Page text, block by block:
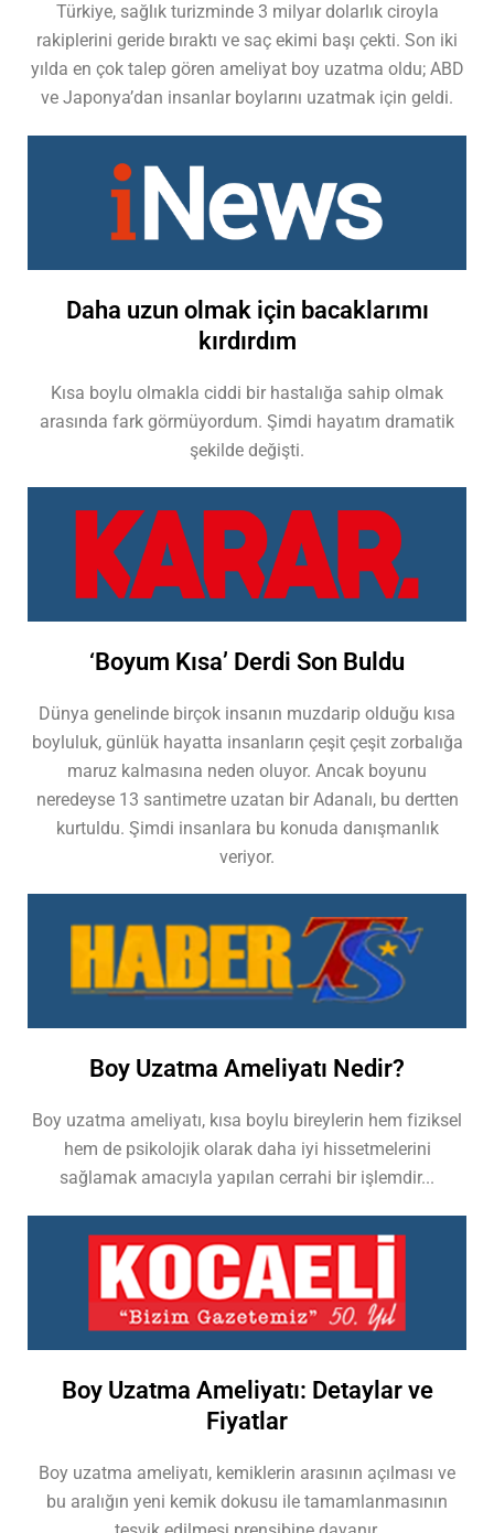
Türkiye, sağlık turizminde 3 milyar dolarlık ciroyla
rakiplerini geride bıraktı ve saç ekimi başı çekti. Son iki
yılda en çok talep gören ameliyat boy uzatma oldu; ABD
ve Japonya’dan insanlar boylarını uzatmak için geldi.
Daha uzun olmak için bacaklarımı
kırdırdım
Kısa boylu olmakla ciddi bir hastalığa sahip olmak
arasında fark görmüyordum. Şimdi hayatım dramatik
şekilde değişti.
‘Boyum Kısa’ Derdi Son Buldu
Dünya genelinde birçok insanın muzdarip olduğu kısa
boyluluk, günlük hayatta insanların çeşit çeşit zorbalığa
maruz kalmasına neden oluyor. Ancak boyunu
neredeyse 13 santimetre uzatan bir Adanalı, bu dertten
kurtuldu. Şimdi insanlara bu konuda danışmanlık
veriyor.
Boy Uzatma Ameliyatı Nedir?
Boy uzatma ameliyatı, kısa boylu bireylerin hem fiziksel
hem de psikolojik olarak daha iyi hissetmelerini
sağlamak amacıyla yapılan cerrahi bir işlemdir...
Boy Uzatma Ameliyatı: Detaylar ve
Fiyatlar
Boy uzatma ameliyatı, kemiklerin arasının açılması ve
bu aralığın yeni kemik dokusu ile tamamlanmasının